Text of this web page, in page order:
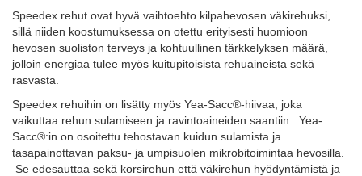
Speedex rehut ovat hyvä vaihtoehto kilpahevosen väkirehuksi,
sillä niiden koostumuksessa on otettu erityisesti huomioon
hevosen suoliston terveys ja kohtuullinen tärkkelyksen määrä,
jolloin energiaa tulee myös kuitupitoisista rehuaineista sekä
rasvasta.
Speedex rehuihin on lisätty myös Yea-Sacc®-hiivaa, joka
vaikuttaa rehun sulamiseen ja ravintoaineiden saantiin. Yea-
Sacc®:in on osoitettu tehostavan kuidun sulamista ja
tasapainottavan paksu- ja umpisuolen mikrobitoimintaa hevosilla.
Se edesauttaa sekä korsirehun että väkirehun hyödyntämistä ja